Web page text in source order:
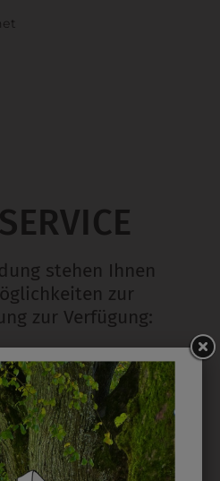
stehen Ihnen
zur
zur Verfügung:
Farben. 5mm ist
Für Logos und
bis zu 95°C.